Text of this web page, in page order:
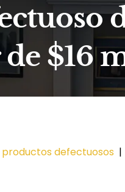
$16
defectuosos |